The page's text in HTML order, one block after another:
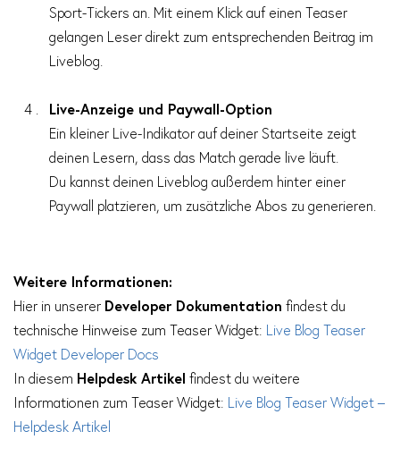
Sport-Tickers an. Mit einem Klick auf einen Teaser
gelangen Leser direkt zum entsprechenden Beitrag im
Liveblog.
Live-Anzeige und Paywall-Option
Ein kleiner Live-Indikator auf deiner Startseite zeigt
deinen Lesern, dass das Match gerade live läuft.
Du kannst deinen Liveblog außerdem hinter einer
Paywall platzieren, um zusätzliche Abos zu generieren.
Weitere Informationen:
Hier in unserer Developer Dokumentation findest du
technische Hinweise zum Teaser Widget: Live Blog Teaser
Widget Developer Docs
In diesem Helpdesk Artikel findest du weitere
Informationen zum Teaser Widget: Live Blog Teaser Widget –
Helpdesk Artikel